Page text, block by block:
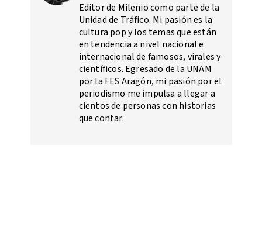
Editor de Milenio como parte de la
Unidad de Tráfico. Mi pasión es la
cultura pop y los temas que están
en tendencia a nivel nacional e
internacional de famosos, virales y
científicos. Egresado de la UNAM
por la FES Aragón, mi pasión por el
periodismo me impulsa a llegar a
cientos de personas con historias
que contar.